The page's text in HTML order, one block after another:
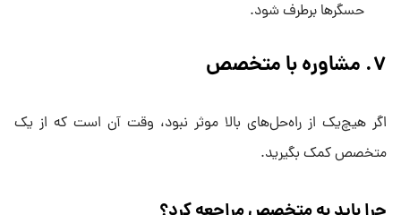
حسگرها برطرف شود.
۷. مشاوره با متخصص
اگر هیچ‌یک از راه‌حل‌های بالا موثر نبود، وقت آن است که از یک
متخصص کمک بگیرید.